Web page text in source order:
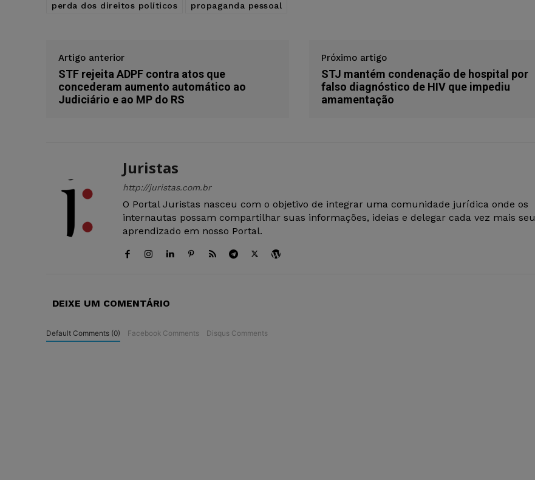
perda dos direitos políticos
propaganda pessoal
Artigo anterior
STF rejeita ADPF contra atos que
concederam aumento automático ao
Judiciário e ao MP do RS
Próximo artigo
STJ mantém condenação de hospital por
falso diagnóstico de HIV que impediu
amamentação
Juristas
http://juristas.com.br
O Portal Juristas nasceu com o objetivo de integrar uma comunidade jurídica onde os
internautas possam compartilhar suas informações, ideias e delegar cada vez mais seu
aprendizado em nosso Portal.
DEIXE UM COMENTÁRIO
Default Comments (0) Facebook Comments Disqus Comments